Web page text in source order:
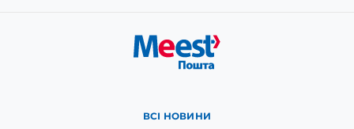
ВСІ НОВИНИ